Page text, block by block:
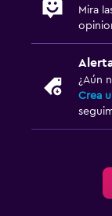
Mira
¿Aún
Crea